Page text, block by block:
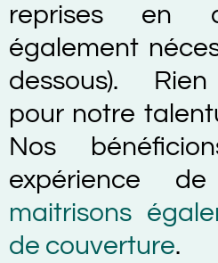
reprises en
également
dessous). Rien
pour notre
Nos
expérience
maitrisons
de couverture.